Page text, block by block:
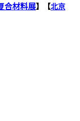
合材料展】【北京